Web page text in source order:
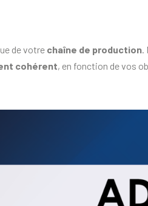
de votre chaîne de production.
cohérent, en fonction de vos